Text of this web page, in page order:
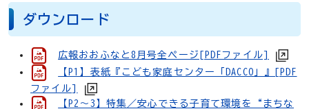
ダウンロード
広報おおふなと8月号全ページ[PDFファイル]
【P1】表紙『こども家庭センター「DACCO」』[PDF
ファイル]
【P2～3】特集／安心できる子育て環境を“まちな